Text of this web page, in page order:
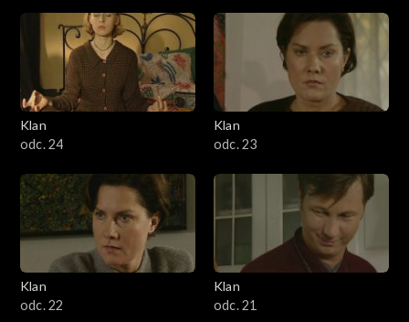
Klan
odc. 24
Klan
odc. 23
Klan
odc. 22
Klan
odc. 21